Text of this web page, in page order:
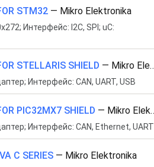
STM32 — Mikro Elektronika
Интерфейс: I2C, SPI; uC:
STELLARIS SHIELD — Mikro Elektronika
Интерфейс: CAN, UART, USB
PIC32MX7 SHIELD — Mikro Elektronika
Интерфейс: CAN, Ethernet, UART
C SERIES — Mikro Elektronika